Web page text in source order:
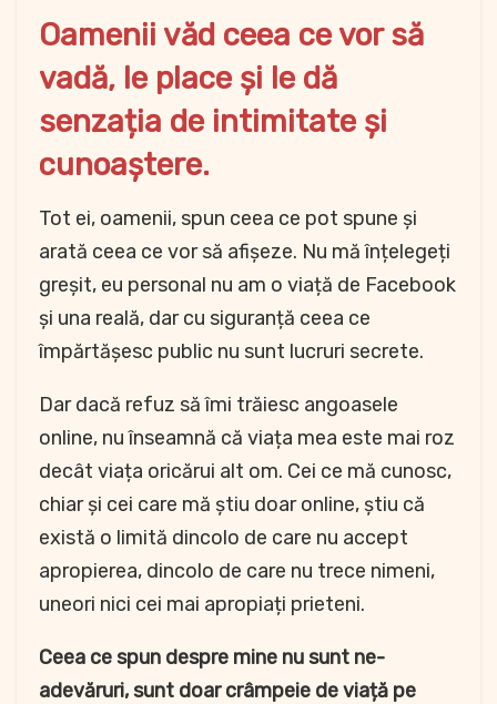
Oamenii văd ceea ce vor să
vadă, le place și le dă
senzația de intimitate și
cunoaștere.
Tot ei, oamenii, spun ceea ce pot spune și
arată ceea ce vor să afișeze. Nu mă înțelegeți
greșit, eu personal nu am o viață de Facebook
și una reală, dar cu siguranță ceea ce
împărtășesc public nu sunt lucruri secrete.
Dar dacă refuz să îmi trăiesc angoasele
online, nu înseamnă că viața mea este mai roz
decât viața oricărui alt om. Cei ce mă cunosc,
chiar și cei care mă știu doar online, știu că
există o limită dincolo de care nu accept
apropierea, dincolo de care nu trece nimeni,
uneori nici cei mai apropiați prieteni.
Ceea ce spun despre mine nu sunt ne-
adevăruri, sunt doar crâmpeie de viață pe